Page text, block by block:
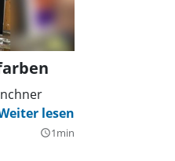
query_builder1min